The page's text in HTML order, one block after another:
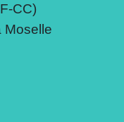
CC)
Moselle